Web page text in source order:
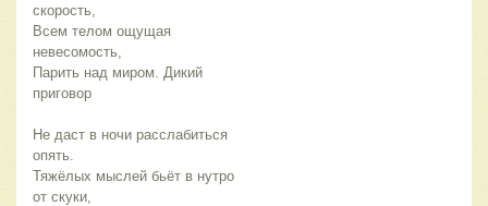
скорость,
Всем телом ощущая
невесомость,
Парить над миром. Дикий
приговор
Не даст в ночи расслабиться
опять.
Тяжёлых мыслей бьёт в нутро
от скуки,